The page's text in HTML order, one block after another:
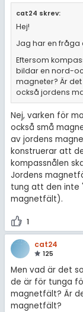
cat24 skrev:
Hej!
Jag har en fråga
Eftersom
bildar en nord-
magneter? Är
också jordens
Nej, varken för
också små
av jordens
konstruerar att
kompassnålen
Jordens
tung att den inte
magnetfält).
1
cat24
125
Men vad är det
de är för tunga
magnetfält? Är
magnetfält?